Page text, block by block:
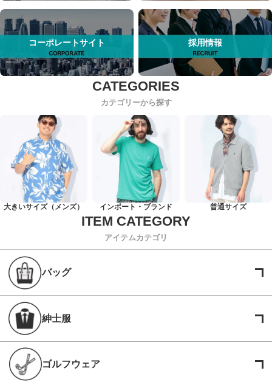
コーポレートサイト 採用情報
カテゴリーから探す
大きいサイズ（メンズ） インポート・ブランド 普通サイズ
アイテムカテゴリ
バッグ
紳士服
ゴルフウェア